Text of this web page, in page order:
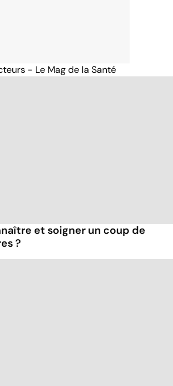
- Le Mag de la Santé
et soigner un coup de
?